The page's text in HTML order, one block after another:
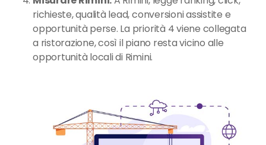
richieste, qualità lead, conversioni assistite e
opportunità perse. La priorità 4 viene collegata
a ristorazione, così il piano resta vicino alle
opportunità locali di Rimini.